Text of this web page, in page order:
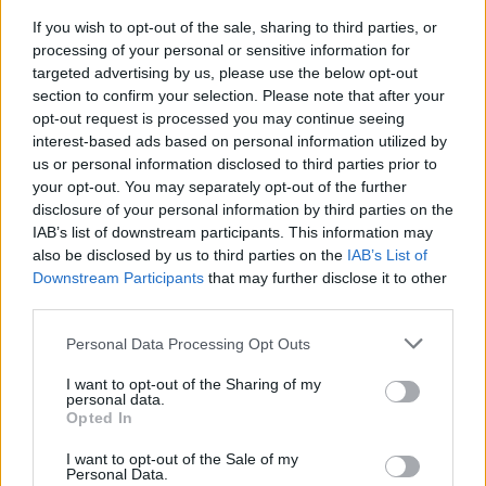
If you wish to opt-out of the sale, sharing to third parties, or
processing of your personal or sensitive information for
targeted advertising by us, please use the below opt-out
section to confirm your selection. Please note that after your
opt-out request is processed you may continue seeing
interest-based ads based on personal information utilized by
us or personal information disclosed to third parties prior to
your opt-out. You may separately opt-out of the further
disclosure of your personal information by third parties on the
IAB’s list of downstream participants. This information may
also be disclosed by us to third parties on the IAB’s List of
Downstream Participants that may further disclose it to other
Personal Data Processing Opt Outs
I want to opt-out of the Sharing of my
personal data.
Opted In
I want to opt-out of the Sale of my
Personal Data.
Eric Wendt konfirmohet
nga Senati si ambasador i
SHBA-së në Shqipëri,
emërimi pret firmën e
Futbolli librazhdas në zi,
ndahet nga jeta Besnik
Çota, ish-kapiten dhe ish-
trajner i Sopotit
shpejtësi në Pocest të
Dibrës, disa banesa në
regjimit! Apeli i aktivistes
nga protesta: Të